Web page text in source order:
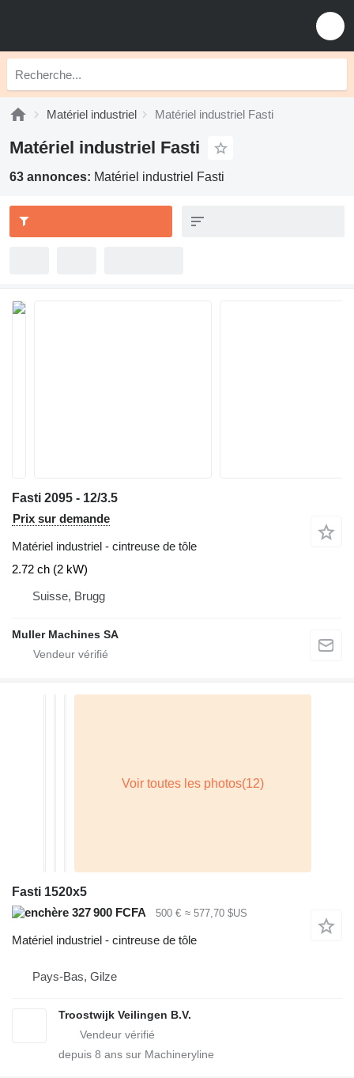
Matériel industriel Matériel industriel Fasti
Matériel industriel Fasti
63 annonces: Matériel industriel Fasti
Fasti 2095 - 12/3.5
Prix sur demande
Matériel industriel - cintreuse de tôle
2.72 ch (2 kW)
Suisse, Brugg
Muller Machines SA
Fasti 1520x5
327 900 FCFA
500 € ≈ 577,70 $US
Matériel industriel - cintreuse de tôle
Pays-Bas, Gilze
Troostwijk Veilingen B.V.
depuis 8 ans sur Machineryline